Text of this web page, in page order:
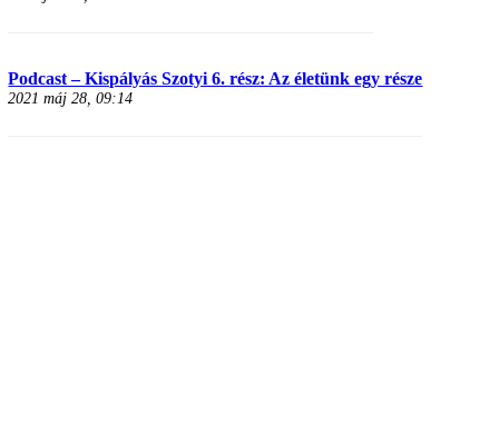
Podcast – Kispályás Szotyi 6. rész: Az életünk egy része
2021 máj 28, 09:14